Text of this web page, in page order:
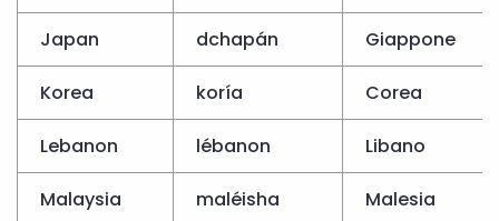
Japan dchapán Giappone
Korea koría Corea
Lebanon lébanon Libano
Malaysia maléisha Malesia